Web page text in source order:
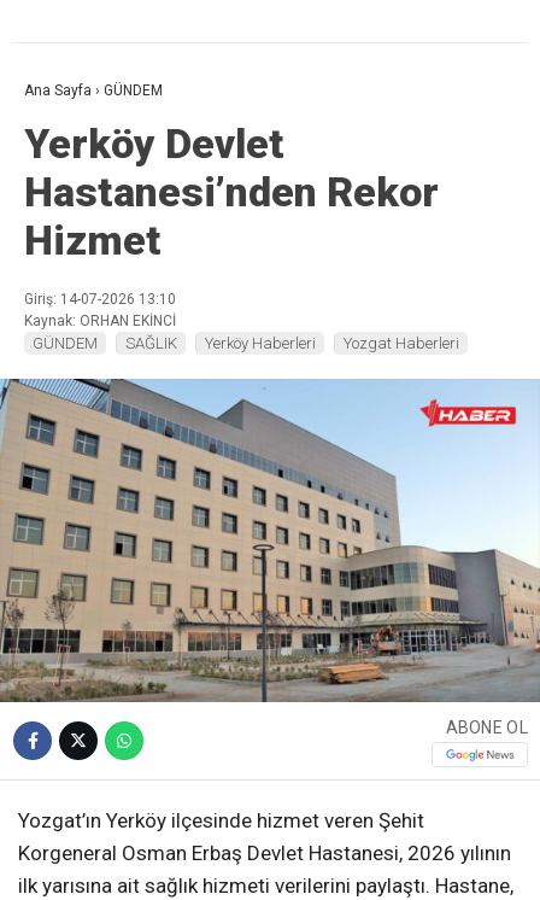
Ana Sayfa › GÜNDEM
Yerköy Devlet
Hastanesi’nden Rekor
Hizmet
Giriş: 14-07-2026 13:10
Kaynak: ORHAN EKİNCİ
GÜNDEM SAĞLIK Yerköy Haberleri Yozgat Haberleri
ABONE OL
Yozgat’ın Yerköy ilçesinde hizmet veren Şehit
Korgeneral Osman Erbaş Devlet Hastanesi, 2026 yılının
ilk yarısına ait sağlık hizmeti verilerini paylaştı. Hastane,